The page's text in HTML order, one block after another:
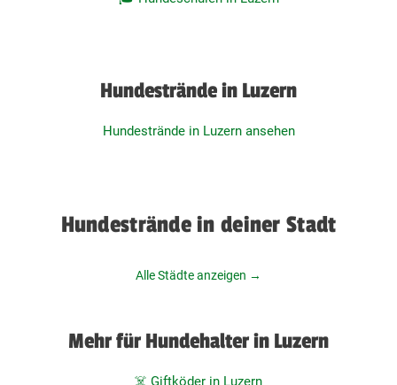
Hundestrände in Luzern
Hundestrände in Luzern ansehen
Hundestrände in deiner Stadt
Alle Städte anzeigen →
Mehr für Hundehalter in Luzern
☠️ Giftköder in Luzern